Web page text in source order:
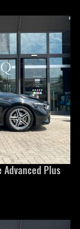
Advanced Plus